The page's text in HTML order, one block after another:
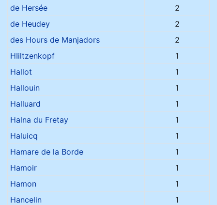
de Hersée
2
de Heudey
2
des Hours de Manjadors
2
HIiltzenkopf
1
Hallot
1
Hallouin
1
Halluard
1
Halna du Fretay
1
Haluicq
1
Hamare de la Borde
1
Hamoir
1
Hamon
1
Hancelin
1